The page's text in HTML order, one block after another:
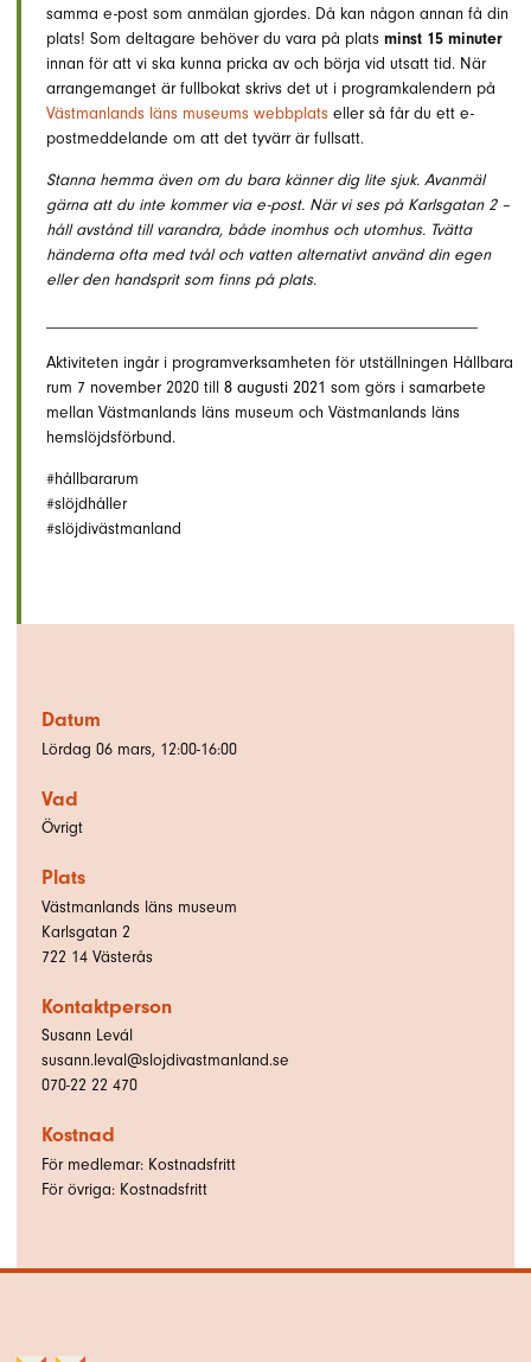
samma e-post som anmälan gjordes. Då kan någon annan få din
plats! Som deltagare behöver du vara på plats minst 15 minuter
innan för att vi ska kunna pricka av och börja vid utsatt tid. När
arrangemanget är fullbokat skrivs det ut i programkalendern på
Västmanlands läns museums webbplats eller så får du ett e-
postmeddelande om att det tyvärr är fullsatt.
Stanna hemma även om du bara känner dig lite sjuk. Avanmäl
gärna att du inte kommer via e-post. När vi ses på Karlsgatan 2 –
håll avstånd till varandra, både inomhus och utomhus. Tvätta
händerna ofta med tvål och vatten alternativt använd din egen
eller den handsprit som finns på plats.
Aktiviteten ingår i programverksamheten för utställningen Hållbara
rum 7 november 2020 till 8 augusti 2021 som görs i samarbete
mellan Västmanlands läns museum och Västmanlands läns
hemslöjdsförbund.
#hållbararum
#slöjdhåller
#slöjdivästmanland
Datum
Lördag 06 mars, 12:00-16:00
Vad
Övrigt
Plats
Västmanlands läns museum
Karlsgatan 2
722 14 Västerås
Kontaktperson
Susann Levál
susann.leval@slojdivastmanland.se
070-22 22 470
Kostnad
För medlemar: Kostnadsfritt
För övriga: Kostnadsfritt